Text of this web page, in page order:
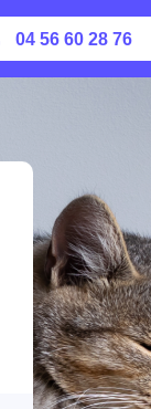
04 56 60 28 76